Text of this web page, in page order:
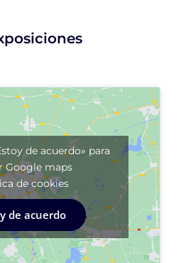
de acuerdo» para
Google maps
de cookies
de acuerdo